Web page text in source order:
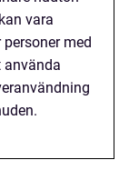
vara
med
använda